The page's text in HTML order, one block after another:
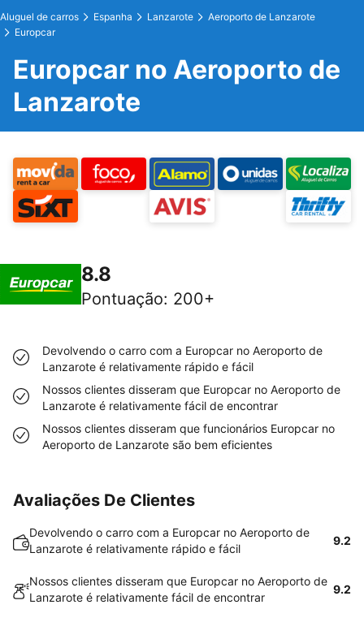
Aluguel de carros Espanha Lanzarote
Aeroporto de Lanzarote
Europcar
Europcar no Aeroporto de
Lanzarote
8.8
Pontuação: 200+
Devolvendo o carro com a Europcar no Aeroporto de
Lanzarote é relativamente rápido e fácil
Nossos clientes disseram que Europcar no Aeroporto de
Lanzarote é relativamente fácil de encontrar
Nossos clientes disseram que funcionários Europcar no
Aeroporto de Lanzarote são bem eficientes
Avaliações De Clientes
Devolvendo o carro com a Europcar no Aeroporto de
Lanzarote é relativamente rápido e fácil
9.2
Nossos clientes disseram que Europcar no Aeroporto de
Lanzarote é relativamente fácil de encontrar
9.2